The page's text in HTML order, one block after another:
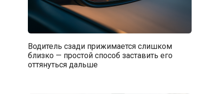
Водитель сзади прижимается слишком
близко — простой способ заставить его
оттянуться дальше